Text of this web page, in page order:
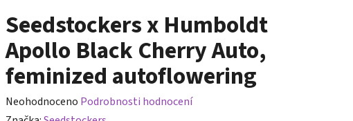
Seedstockers x Humboldt
Apollo Black Cherry Auto,
feminized autoflowering
Průměrné
Neohodnoceno Podrobnosti hodnocení